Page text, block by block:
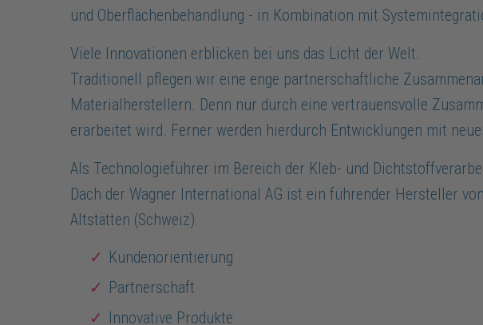
und Oberflächenbehandlung - in Kombination mit
Viele Innovationen erblicken bei uns das Licht der Welt.
Traditionell pflegen wir eine enge partnerschaftliche
Materialherstellern. Denn nur durch eine vertrauensvolle
erarbeitet wird. Ferner werden hierdurch Entwicklungen mit
Als Technologieführer im Bereich der Kleb- und
Dach der Wagner International AG ist ein führender Hersteller
Altstätten (Schweiz).
Kundenorientierung
Partnerschaft
Innovative Produkte